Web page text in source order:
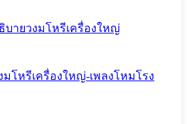
บายวงมโหรีเครื่องใหญ่
มโหรีเครื่องใหญ่-เพลงโหมโรง